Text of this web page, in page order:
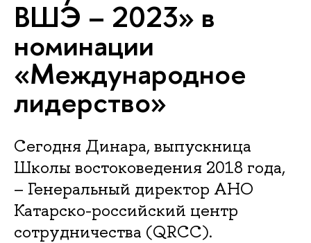
ВШЭ – 2023» в
номинации
«Международное
лидерство»
Сегодня Динара, выпускница
Школы востоковедения 2018 года,
– Генеральный директор АНО
Катарско-российский центр
сотрудничества (QRCC).